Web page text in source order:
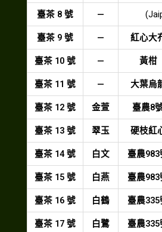
臺茶 8 號 —
臺茶 9 號 — 紅心大
臺茶 10 號 — 黃柑
臺茶 11 號 — 大葉烏
臺茶 12 號 金萱 臺農8
臺茶 13 號 翠玉 硬枝紅
臺茶 14 號 白文 臺農983
臺茶 15 號 白燕 臺農983
臺茶 16 號 白鶴 臺農335
臺茶 17 號 白鷺 臺農335